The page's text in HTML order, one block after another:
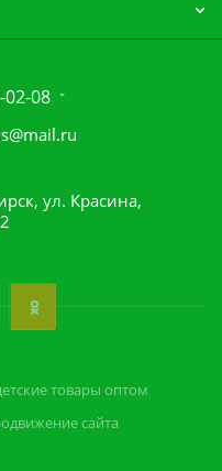
02-08
ул. Красина,
товары оптом
сайта